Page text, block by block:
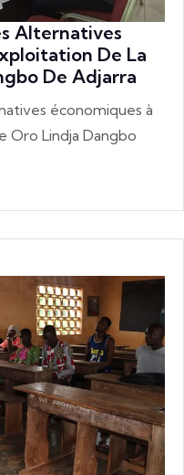
Alternatives
De La
De Adjarra
économiques à
Oro Lindja Dangbo